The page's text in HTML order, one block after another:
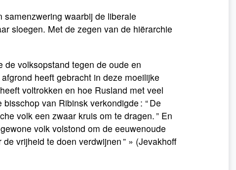
waarbij de liberale
sloegen. Met de zegen van de hiërarchie
de volksopstand tegen de oude en
heeft gebracht in deze moeilijke
voltrokken en hoe Rusland met veel
van Ribinsk verkondigde : “ De
volk een zwaar kruis om te dragen. ” En
volk volstond om de eeuwenoude
vrijheid te doen verdwijnen ” » (Jevakhoff